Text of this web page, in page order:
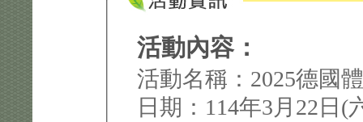
活動內容：
活動名稱：2025德國
日期：114年3月22日(